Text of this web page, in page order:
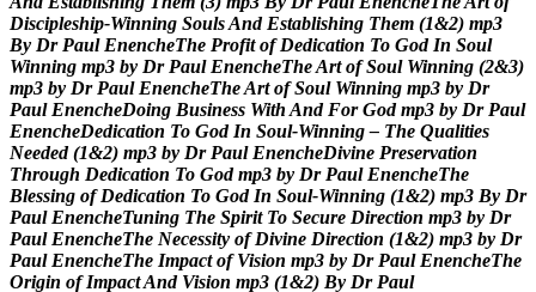
Discipleship-Winning SoulsAnd Establishing Them (1&2) mp3
By Dr Paul EnencheThe Profit of Dedication To God In Soul
Winning mp3 by Dr Paul EnencheTheArt of Soul Winning (2&3)
mp3 by Dr Paul EnencheTheArt of Soul Winning mp3 by Dr
Paul EnencheDoing Business With And For God mp3 by Dr Paul
EnencheDedication To God In Soul-Winning – The Qualities
Needed (1&2) mp3 by Dr Paul EnencheDivine Preservation
Through Dedication To God mp3 by Dr Paul EnencheThe
Blessing of Dedication To God In Soul-Winning (1&2) mp3 By Dr
Paul EnencheTuning The Spirit To Secure Direction mp3 by Dr
Paul EnencheThe Necessity of Divine Direction (1&2) mp3 by Dr
Paul EnencheThe Impact of Vision mp3 by Dr Paul EnencheThe
Origin of ImpactAnd Vision mp3 (1&2) By Dr Paul